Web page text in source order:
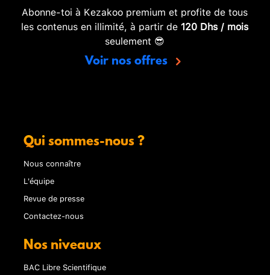
Abonne-toi à Kezakoo premium et profite de tous
les contenus en illimité, à partir de 120 Dhs / mois
seulement 😎
Voir nos offres
Qui sommes-nous ?
Nous connaître
L'équipe
Revue de presse
Contactez-nous
Nos niveaux
BAC Libre Scientifique